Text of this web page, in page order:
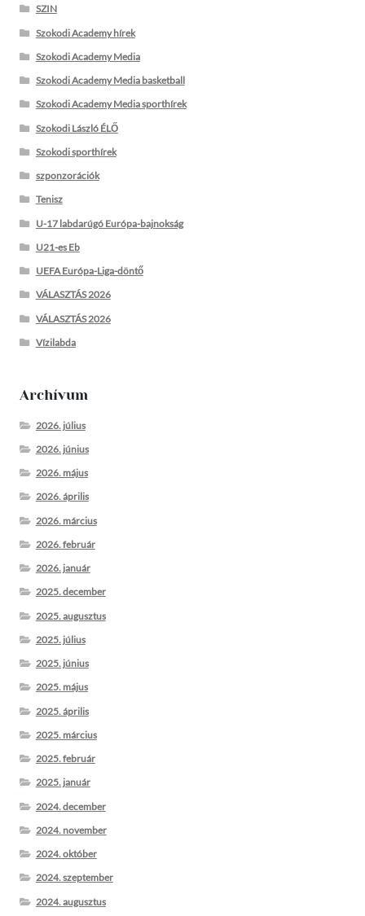
SZIN
Szokodi Academy hírek
Szokodi Academy Media
Szokodi Academy Media basketball
Szokodi Academy Media sporthírek
Szokodi László ÉLŐ
Szokodi sporthírek
szponzorációk
Tenisz
U-17 labdarúgó Európa-bajnokság
U21-es Eb
UEFA Európa-Liga-döntő
VÁLASZTÁS 2026
VÁLASZTÁS 2026
Vízilabda
Archívum
2026. július
2026. június
2026. május
2026. április
2026. március
2026. február
2026. január
2025. december
2025. augusztus
2025. július
2025. június
2025. május
2025. április
2025. március
2025. február
2025. január
2024. december
2024. november
2024. október
2024. szeptember
2024. augusztus